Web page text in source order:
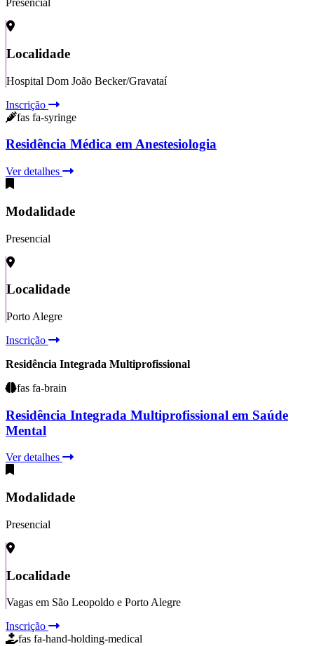
Presencial
Localidade
Hospital Dom João Becker/Gravataí
Inscrição
fas fa-syringe
Residência Médica em Anestesiologia
Ver detalhes
Modalidade
Presencial
Localidade
Porto Alegre
Inscrição
Residência Integrada Multiprofissional
fas fa-brain
Residência Integrada Multiprofissional em Saúde
Mental
Ver detalhes
Modalidade
Presencial
Localidade
Vagas em São Leopoldo e Porto Alegre
Inscrição
fas fa-hand-holding-medical